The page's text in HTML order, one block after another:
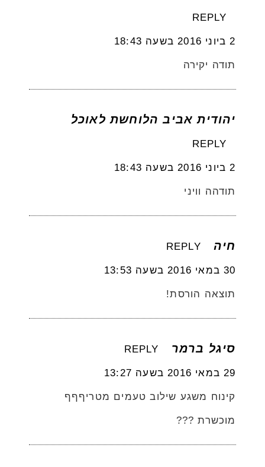
REPLY
2 ביוני 2016 בשעה 18:43
תודה יקירה
יהודית אביב הלוחשת לאוכל
REPLY
2 ביוני 2016 בשעה 18:43
תודהה וויני
חיה REPLY
30 במאי 2016 בשעה 13:53
תוצאה הורסת!
סיגל ברמר REPLY
29 במאי 2016 בשעה 13:27
קינוח משגע שילוב טעמים מטריףףף
מוכשרת ???